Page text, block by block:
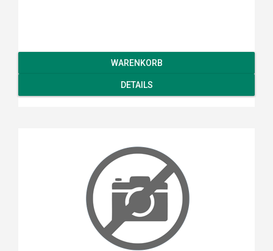
WARENKORB
DETAILS